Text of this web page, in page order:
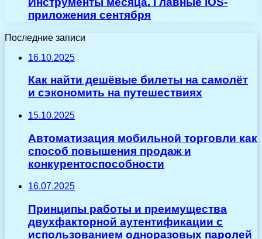
приложения сентября
Последние записи
16.10.2025
Как найти дешёвые билеты на самолёт
и сэкономить на путешествиях
15.10.2025
Автоматизация мобильной торговли как
способ повышения продаж и
конкурентоспособности
16.07.2025
Принципы работы и преимущества
двухфакторной аутентификации с
использованием одноразовых паролей